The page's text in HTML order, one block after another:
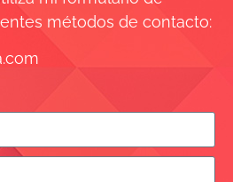
métodos de contacto: